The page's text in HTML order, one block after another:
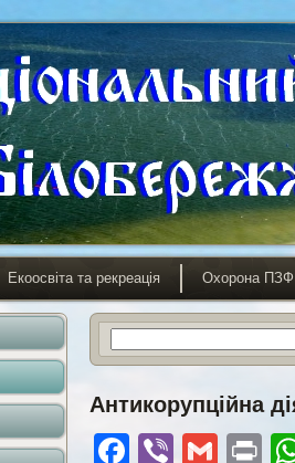
Екоосвіта та рекреація Охорона ПЗФ
Антикорупційна
Facebook
Viber